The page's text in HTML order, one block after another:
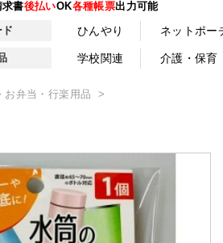
求書後払いOK各種帳票出力可能
ひんやり ネットポー
学校関連 介護・保育
お弁当・行楽用品